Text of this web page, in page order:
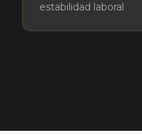
estabilidad laboral